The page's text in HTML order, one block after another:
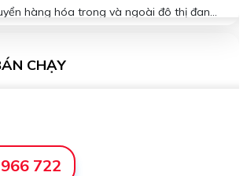
hàng hóa trong và ngoài đô thị đang
CHẠY
722